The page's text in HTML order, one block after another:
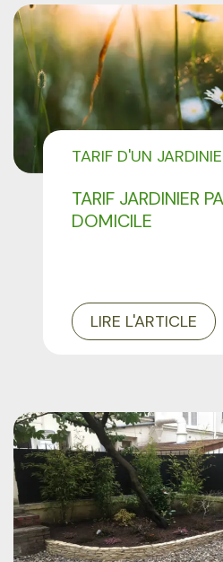
TARIF JARDINIER
DOMICILE
TARIF D'UN
LIRE L'ARTICLE